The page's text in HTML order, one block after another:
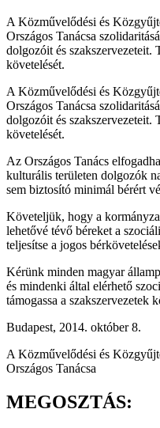
A Közművelődési és
Országos Tanácsa
dolgozóit és szakszervezeteit.
követelését.
A Közművelődési és
Országos Tanácsa
dolgozóit és szakszervezeteit.
követelését.
Az Országos Tanács
kulturális területen dolgozók
sem biztosító minimál bérért
Követeljük, hogy a
lehetővé tévő béreket a
teljesítse a jogos
Kérünk minden magyar
és mindenki által elérhető
támogassa a szakszervezetek
Budapest, 2014. október 8.
A Közművelődési és
Országos Tanácsa
MEGOSZTÁS: